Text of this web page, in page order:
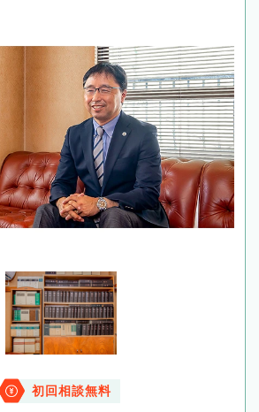
初回相談無料